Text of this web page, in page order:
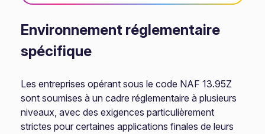
Environnement réglementaire
spécifique
Les entreprises opérant sous le code NAF 13.95Z
sont soumises à un cadre réglementaire à plusieurs
niveaux, avec des exigences particulièrement
strictes pour certaines applications finales de leurs